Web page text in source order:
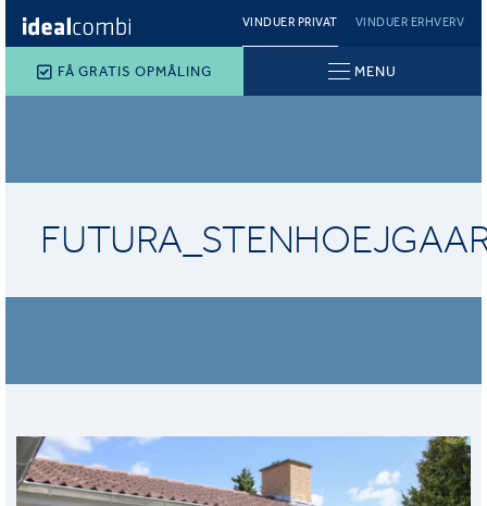
VINDUER PRIVAT VINDUER ERHVERV
FÅ GRATIS OPMÅLING MENU